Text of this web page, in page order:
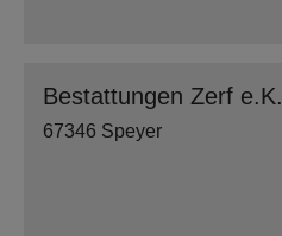
Bestattungen Zerf e.K.
67346 Speyer